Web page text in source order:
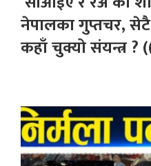
नेपालका गुप्तचर,
कहाँ चुक्यो संयन्त्र ?